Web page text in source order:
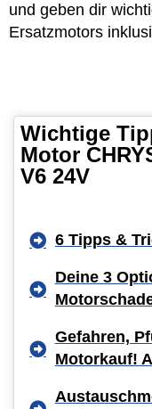
und geben dir
Ersatzmotors
Wichtige
Motor
V6 24V
6 Tipps &
Deine 3
Gefahren,
Motorkauf!